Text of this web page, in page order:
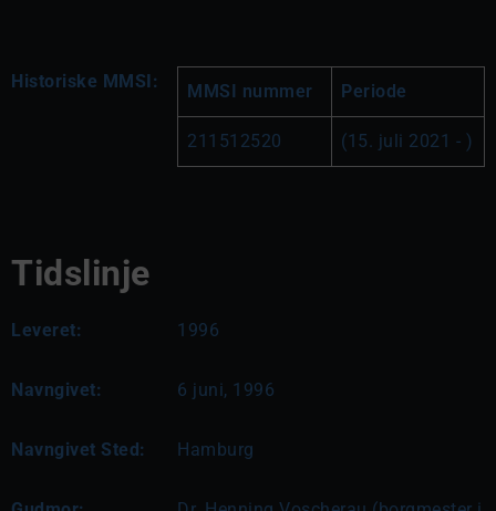
Historiske MMSI: MMSI nummer Periode
211512520 (15. juli 2021 - )
Tidslinje
Leveret: 1996
Navngivet: 6 juni, 1996
Navngivet Sted: Hamburg